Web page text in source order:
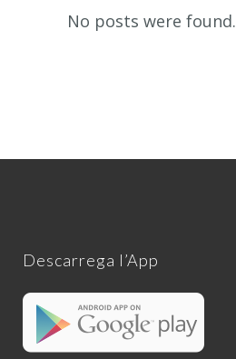
No posts were found.
Descarrega l’App